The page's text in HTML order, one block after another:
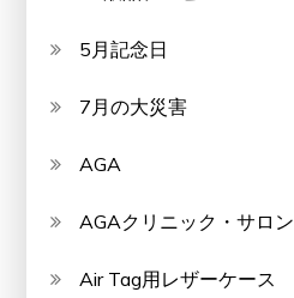
5月記念日
7月の大災害
AGA
AGAクリニック・サロン
Air Tag用レザーケース